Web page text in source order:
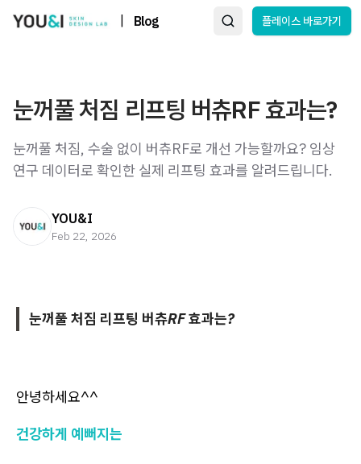
Blog 플레이스 바로가기
눈꺼풀 처짐 리프팅 버츄RF 효과는?
눈꺼풀 처짐, 수술 없이 버츄RF로 개선 가능할까요? 임상
연구 데이터로 확인한 실제 리프팅 효과를 알려드립니다.
YOU&I
Feb 22, 2026
눈꺼풀 처짐 리프팅 버츄RF 효과는?
안녕하세요^^
건강하게 예뻐지는